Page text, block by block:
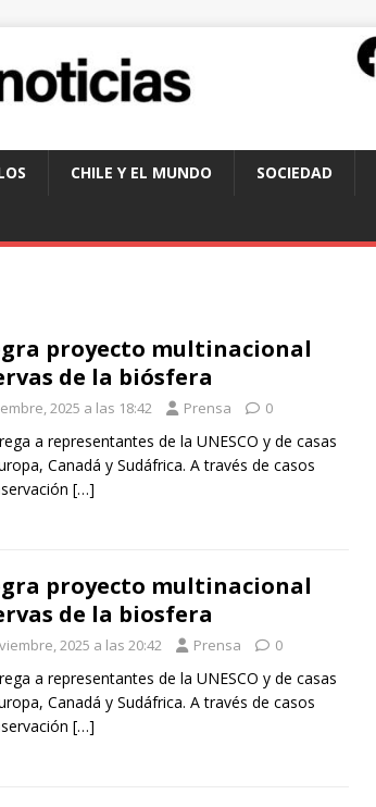
CHILE Y EL MUNDO SOCIEDAD
proyecto multinacional
de la biósfera
2025 a las 18:42 Prensa 0
a representantes de la UNESCO y de casas
Canadá y Sudáfrica. A través de casos
[…]
proyecto multinacional
de la biosfera
2025 a las 20:42 Prensa 0
a representantes de la UNESCO y de casas
Canadá y Sudáfrica. A través de casos
[…]